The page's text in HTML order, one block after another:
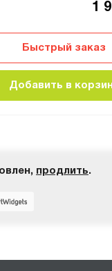
1
Быстрый заказ
Добавить в
продлить.